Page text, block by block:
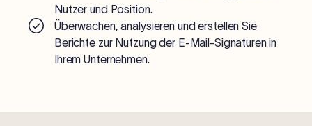
Nutzer und Position.
Überwachen, analysieren und erstellen Sie
Berichte zur Nutzung der E-Mail-Signaturen in
Ihrem Unternehmen.